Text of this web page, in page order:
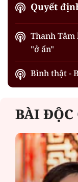
Quyết
Thanh
"ở ẩn"
Bình thật -
BÀI ĐỘC